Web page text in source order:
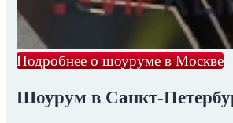
Подробнее о шоуруме в Москве
Шоурум в Санкт-